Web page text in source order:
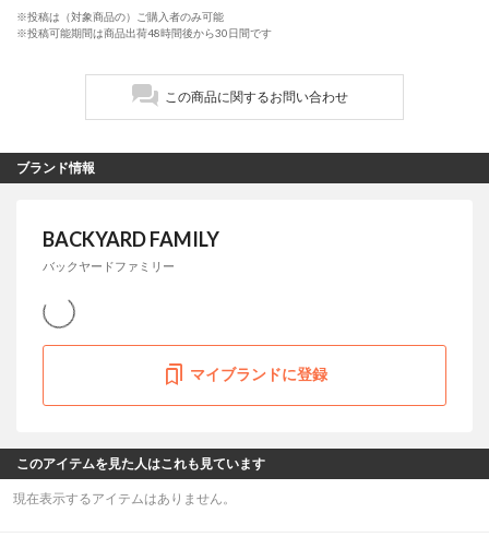
※投稿は（対象商品の）ご購入者のみ可能
※投稿可能期間は商品出荷48時間後から30日間です
この商品に関するお問い合わせ
ブランド情報
BACKYARD FAMILY
バックヤードファミリー
マイブランドに登録
このアイテムを見た人はこれも見ています
現在表示するアイテムはありません。